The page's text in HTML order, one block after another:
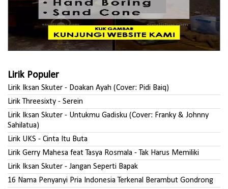
Lirik Populer
Lirik Iksan Skuter - Doakan Ayah (Cover: Pidi Baiq)
Lirik Threesixty - Serein
Lirik Iksan Skuter - Untukmu Gadisku (Cover: Franky & Johnny
Sahilatua)
Lirik UKS - Cinta Itu Buta
Lirik Gerry Mahesa feat Tasya Rosmala - Tak Harus Memiliki
Lirik Iksan Skuter - Jangan Seperti Bapak
16 Nama Penyanyi Pria Indonesia Terkenal Berambut Gondrong